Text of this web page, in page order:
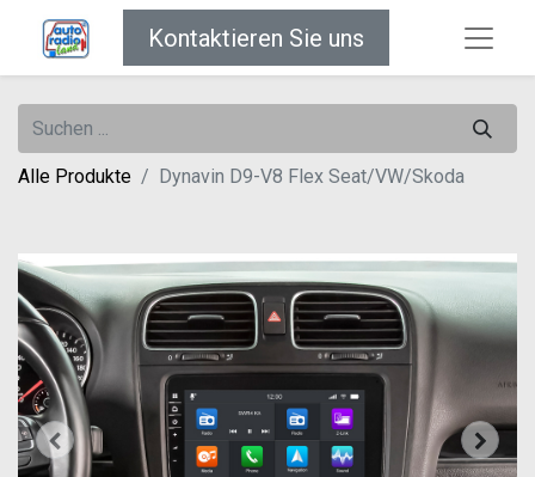
Kontaktieren Sie uns
Alle Produkte Dynavin D9-V8 Flex Seat/VW/Skoda